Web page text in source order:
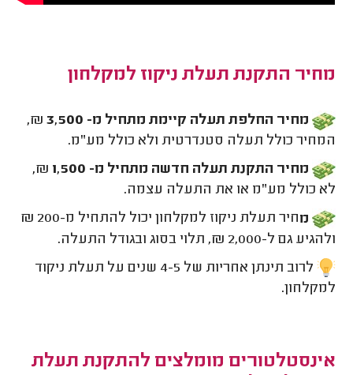
מחיר התקנת תעלת ניקוז למקלחון
מחיר החלפת תעלה קיימת מתחיל מ- 3,500 ₪
,
המחיר כולל תעלה סטנדרטית ולא כולל מע"מ.
מחיר התקנת תעלה חדשה מתחיל מ- 1,500
₪
,
לא כולל מע"מ או את התעלה עצמה.
מ
חיר תעלת ניקוז למקלחון יכול להתחיל מ-200 ₪
ולהגיע גם ל-2,000 ₪, תלוי בסוג ובגודל התעלה
.
לרוב תינתן אחריות של 4-5 שנים על תעלת ניקוד
למקלחון.
אינסטלטורים מומלצים להתקנת תעלת